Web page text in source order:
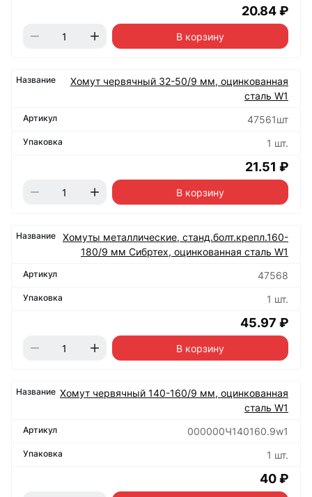
20.84 ₽
В корзину
Хомут червячный 32-50/9 мм, оцинкованная
сталь W1
47561шт
1 шт.
21.51 ₽
В корзину
Хомуты металлические, станд.болт.крепл.160-
180/9 мм Сибртех, оцинкованная сталь W1
47568
1 шт.
45.97 ₽
В корзину
Хомут червячный 140-160/9 мм, оцинкованная
сталь W1
000000Ч140160.9w1
1 шт.
40 ₽